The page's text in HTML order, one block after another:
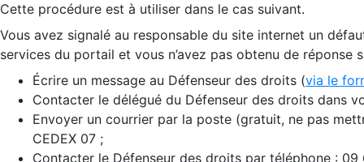
Cette procédure est à utiliser dans le cas suivant.
Vous avez signalé au responsable du site internet un
services du portail et vous n’avez pas obtenu de réponse
Écrire un message au Défenseur des droits (via le
Contacter le délégué du Défenseur des droits dans
Envoyer un courrier par la poste (gratuit, ne pas
CEDEX 07 ;
Contacter le Défenseur des droits par téléphone :